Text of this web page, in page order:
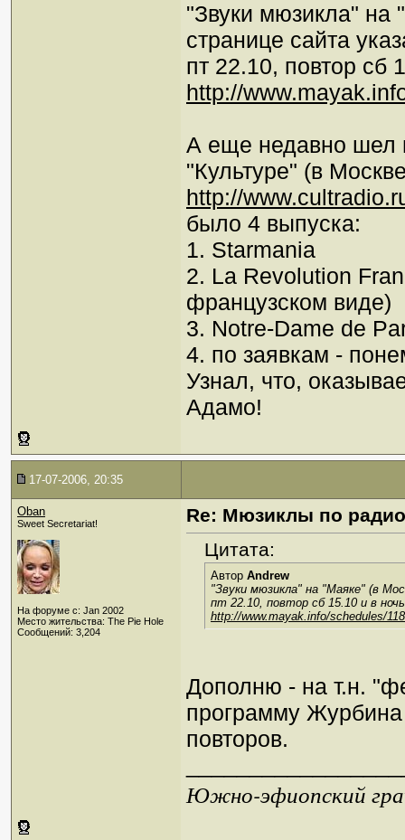
"Звуки мюзикла" на
странице сайта
пт 22.10, повтор сб
http://
А еще недавно шел
"Культуре" (в
http://
было 4 выпуска:
1. Starmania
2. La Revolution
французском виде)
3. Notre-Dame de
4. по заявкам -
Узнал, что,
Адамо!
17-07-2006, 20:35
Oban
Sweet Secretariat!
На форуме с: Jan 2002
Место жительства: The Pie Hole
Сообщений: 3,204
Re: Мюзиклы по радио
Цитата:
Автор Andrew
"Звуки мюзикла" на "Маяке" (в
пт 22.10, повтор сб 15.10 и в
http://www.mayak.info/schedules/
Дополню - на т.н.
программу
повторов.
Южно-эфиопский